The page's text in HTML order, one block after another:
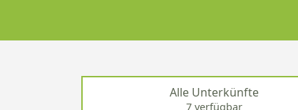
Alle Unterkünfte
7 verfügbar